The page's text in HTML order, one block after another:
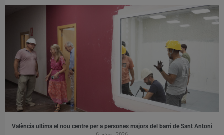
València ultima el nou centre per a persones majors del barri de Sant Antoni